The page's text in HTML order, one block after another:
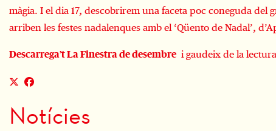
màgia. I el dia 17, descobrirem una faceta poc coneguda del
arriben les festes nadalenques amb el ‘Qüento de Nadal’,
Descarrega’t La Finestra de desembre i gaudeix de la
Notícies